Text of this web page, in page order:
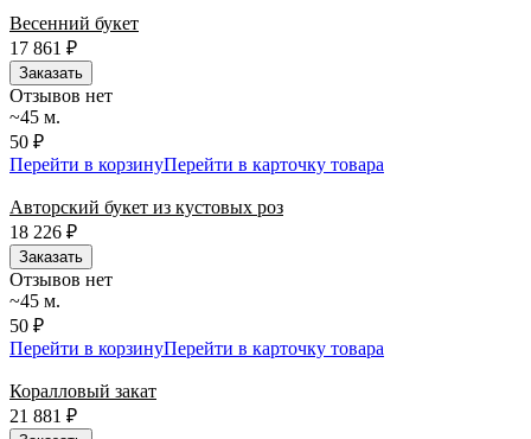
Весенний букет
17 861
₽
Заказать
Отзывов нет
~45 м.
50 ₽
Перейти в корзинуПерейти в карточку товара
Авторский букет из кустовых роз
18 226 ₽
Заказать
Отзывов нет
~45 м.
50 ₽
Перейти в корзинуПерейти в карточку товара
Коралловый закат
21 881
₽